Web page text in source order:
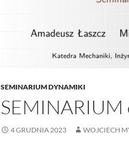
SEMINARIUM DYNAMIKI
4 GRUDNIA 2023 WOJCIECH